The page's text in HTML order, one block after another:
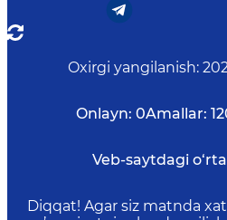
Oxirgi yangilanish:
Onlayn: 0Amallar:
Veb-saytdagi
Diqqat! Agar siz matnda